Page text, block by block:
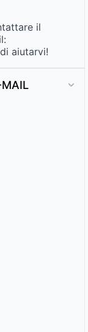
il
aiutarvi!
MAIL